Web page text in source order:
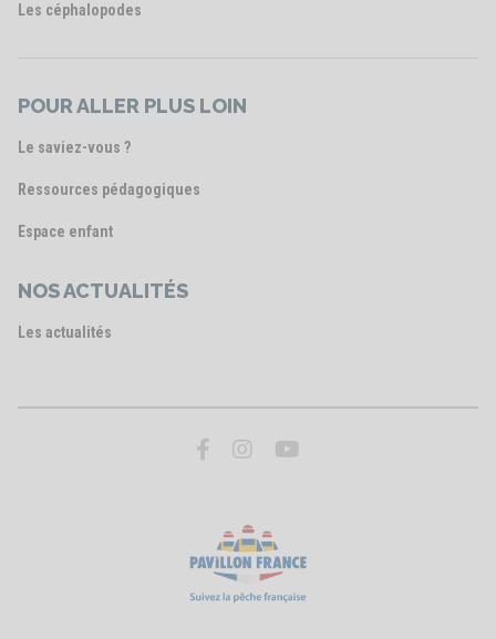
Les céphalopodes
POUR ALLER PLUS LOIN
Le saviez-vous ?
Ressources pédagogiques
Espace enfant
NOS ACTUALITÉS
Les actualités